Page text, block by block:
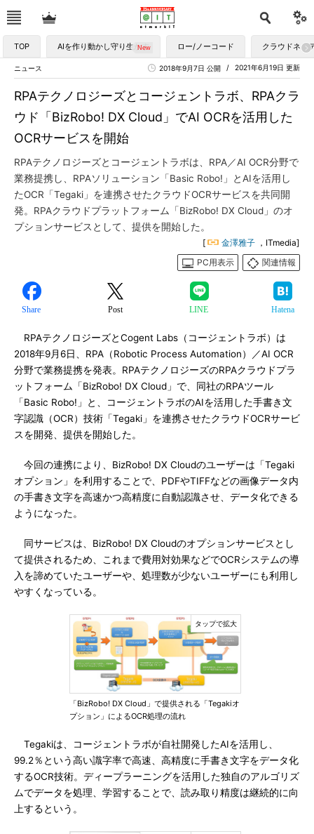
TOP AIを作り動かし守り生かす ロー/ノーコード クラウドネイ
ニュース 2021年6月19日 更新
2018年9月7日 公開
RPAテクノロジーズとコージェントラボ、RPAクラ
ウド「BizRobo! DX Cloud」でAI OCRを活用した
OCRサービスを開始
RPAテクノロジーズとコージェントラボは、RPA／AI OCR分野で
業務提携し、RPAソリューション「Basic Robo!」とAIを活用し
たOCR「Tegaki」を連携させたクラウドOCRサービスを共同開
発。RPAクラウドプラットフォーム「BizRobo! DX Cloud」のオ
プションサービスとして、提供を開始した。
[ 金澤雅子 ，ITmedia]
PC用表示
関連情報
Share Post LINE Hatena
RPAテクノロジーズとCogent Labs（コージェントラボ）は
2018年9月6日、RPA（Robotic Process Automation）／AI OCR
分野で業務提携を発表。RPAテクノロジーズのRPAクラウドプラ
ットフォーム「BizRobo! DX Cloud」で、同社のRPAツール
「Basic Robo!」と、コージェントラボのAIを活用した手書き文
字認識（OCR）技術「Tegaki」を連携させたクラウドOCRサービ
スを開発、提供を開始した。
今回の連携により、BizRobo! DX Cloudのユーザーは「Tegaki
オプション」を利用することで、PDFやTIFFなどの画像データ内
の手書き文字を高速かつ高精度に自動認識させ、データ化できる
ようになった。
同サービスは、BizRobo! DX Cloudのオプションサービスとし
て提供されるため、これまで費用対効果などでOCRシステムの導
入を諦めていたユーザーや、処理数が少ないユーザーにも利用し
やすくなっている。
「BizRobo! DX Cloud」で提供される「Tegakiオ
プション」によるOCR処理の流れ
Tegakiは、コージェントラボが自社開発したAIを活用し、
99.2％という高い識字率で高速、高精度に手書き文字をデータ化
するOCR技術。ディープラーニングを活用した独自のアルゴリズ
ムでデータを処理、学習することで、読み取り精度は継続的に向
上するという。